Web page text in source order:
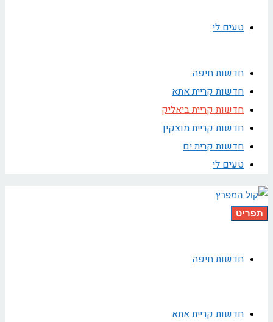
טעים לי
חדשות חיפה
חדשות קריית אתא
חדשות קריית ביאליק
חדשות קריית מוצקין
חדשות קרית ים
טעים לי
תפריט
חדשות חיפה
חדשות קריית אתא